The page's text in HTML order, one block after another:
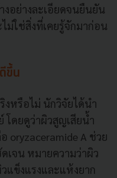
งอย่างละเอียดจนยืนยัน
ม่ใช่สิ่งที่เคยรู้จักมาก่อน
ขึ้น
หรือไม่ นักวิจัยได้นำ
ดยดูว่าผิวสูญเสียน้ำ
oryzaceramide A ช่วย
เจน หมายความว่าผิว
แข็งแรงและแห้งยาก